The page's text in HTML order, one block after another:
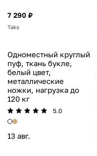
7 290 ₽
Taks
Одноместный круглый
пуф, ткань букле,
белый цвет,
металлические
ножки, нагрузка до
120 кг
5.0
13 авг.